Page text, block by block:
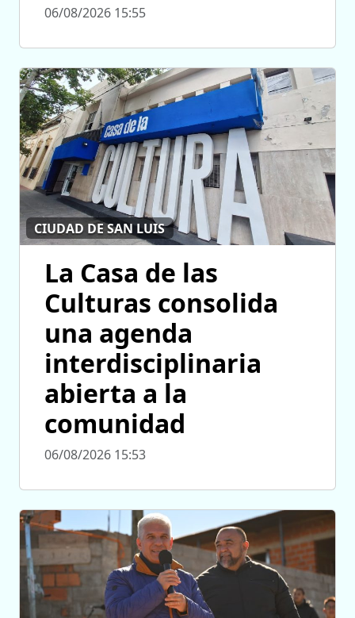
06/08/2026 15:55
CIUDAD DE SAN LUIS
La Casa de las
Culturas consolida
una agenda
interdisciplinaria
abierta a la
comunidad
06/08/2026 15:53